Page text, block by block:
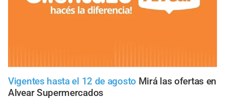
Vigentes hasta el 12 de agosto Mirá las ofertas en
Alvear Supermercados